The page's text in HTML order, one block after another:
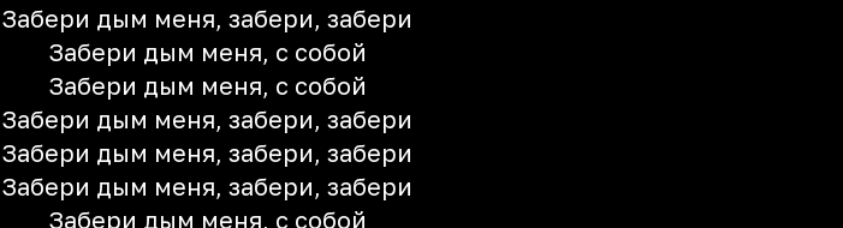
Забери дым меня, забери, забери
Забери дым меня, с собой
Забери дым меня, с собой
Забери дым меня, забери, забери
Забери дым меня, забери, забери
Забери дым меня, забери, забери
Забери дым меня, с собой